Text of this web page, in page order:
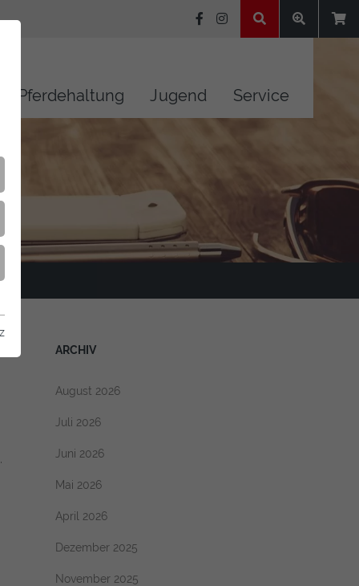
Pferdehaltung Jugend Service
ARCHIV
August 2026
Juli 2026
Juni 2026
Mai 2026
April 2026
Dezember 2025
November 2025